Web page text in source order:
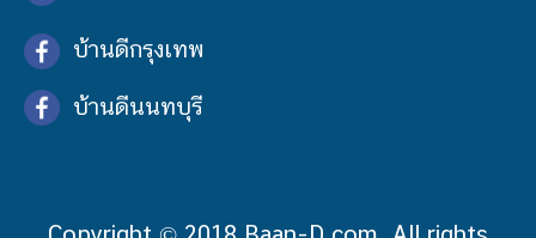
บ้านดีกรุงเทพ
บ้านดีนนทบุรี